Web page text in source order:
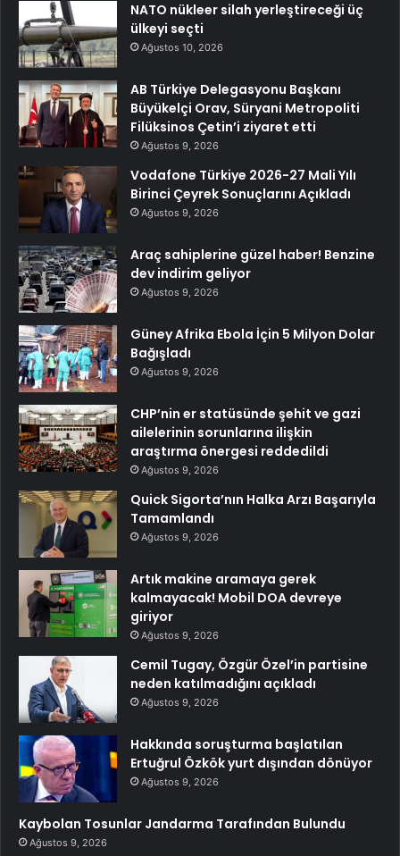
NATO nükleer silah yerleştireceği üç
ülkeyi seçti
Ağustos 10, 2026
AB Türkiye Delegasyonu Başkanı
Büyükelçi Orav, Süryani Metropoliti
Filüksinos Çetin’i ziyaret etti
Ağustos 9, 2026
Vodafone Türkiye 2026-27 Mali Yılı
Birinci Çeyrek Sonuçlarını Açıkladı
Ağustos 9, 2026
Araç sahiplerine güzel haber! Benzine
dev indirim geliyor
Ağustos 9, 2026
Güney Afrika Ebola İçin 5 Milyon Dolar
Bağışladı
Ağustos 9, 2026
CHP’nin er statüsünde şehit ve gazi
ailelerinin sorunlarına ilişkin
araştırma önergesi reddedildi
Ağustos 9, 2026
Quick Sigorta’nın Halka Arzı Başarıyla
Tamamlandı
Ağustos 9, 2026
Artık makine aramaya gerek
kalmayacak! Mobil DOA devreye
giriyor
Ağustos 9, 2026
Cemil Tugay, Özgür Özel’in partisine
neden katılmadığını açıkladı
Ağustos 9, 2026
Hakkında soruşturma başlatılan
Ertuğrul Özkök yurt dışından dönüyor
Ağustos 9, 2026
Kaybolan Tosunlar Jandarma Tarafından Bulundu
Ağustos 9, 2026